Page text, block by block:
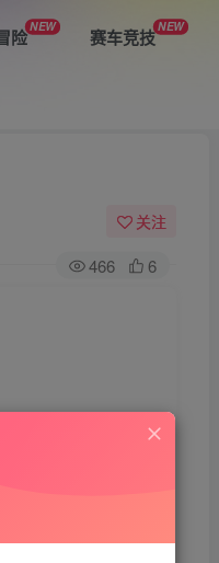
险NEW 赛车竞技NEW
关注
466 6